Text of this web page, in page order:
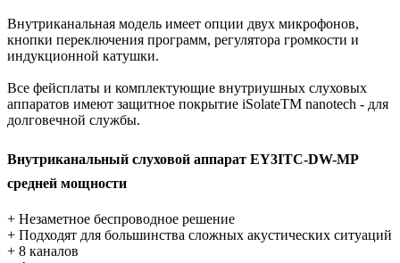
Внутриканальная модель имеет опции двух микрофонов,
кнопки переключения программ, регулятора громкости и
индукционной катушки.
Все фейсплаты и комплектующие внутриушных слуховых
аппаратов имеют защитное покрытие iSolateTM nanotech - для
долговечной службы.
Внутриканальный слуховой аппарат EY3ITC-DW-MP
средней мощности
+ Незаметное беспроводное решение
+ Подходят для большинства сложных акустических ситуаций
+ 8 каналов